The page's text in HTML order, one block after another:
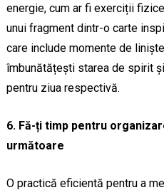
energie, cum ar fi exerciții
unui fragment dintr-o carte
care include momente de
îmbunătățești starea de spirit
pentru ziua respectivă.
6. Fă-ți timp pentru
următoare
O practică eficientă pentru a